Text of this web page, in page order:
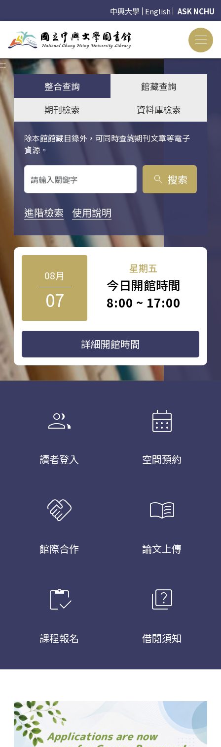
中興大學 English ASK NCHU
:::
整合查詢
館藏查詢
期刊檢索
資料庫檢索
除本館館藏目錄外，可同時查詢期刊文章等電子
資源。
關鍵字搜尋
search 搜索
進階檢索 使用說明
08月
07
星期五
今日開館時間
8:00 ~ 17:00
詳細開館時間
group
讀者登入
calendar_month
空間預約
handshake
館際合作
menu_book
論文上傳
inventory
課程報名
quiz
借閱須知